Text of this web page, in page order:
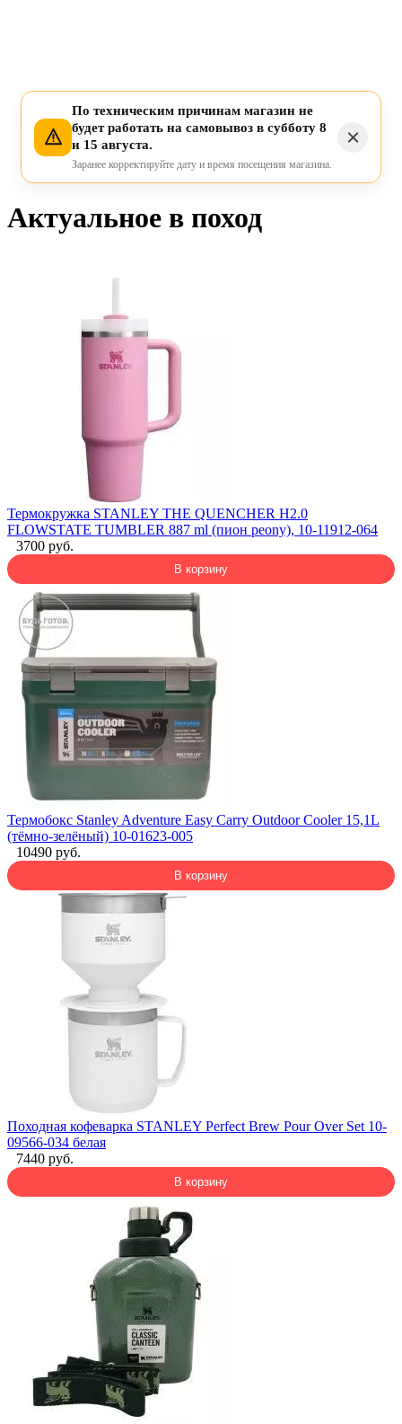
По техническим причинам магазин не
будет работать на самовывоз в субботу 8
и 15 августа.
Заранее корректируйте дату и время посещения магазина.
Актуальное в поход
Термокружка STANLEY THE QUENCHER H2.0
FLOWSTATE TUMBLER 887 ml (пион peony), 10-11912-064
3700 руб.
В корзину
Термобокс Stanley Adventure Easy Carry Outdoor Cooler 15,1L
(тёмно-зелёный) 10-01623-005
10490 руб.
В корзину
Походная кофеварка STANLEY Perfect Brew Pour Over Set 10-
09566-034 белая
7440 руб.
В корзину